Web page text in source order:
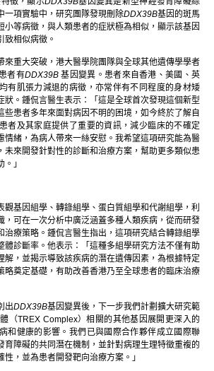
一項實驗中，研究團隊發現刪除DDX39B基因的斑馬
小等病徵，與人類患者的症狀極為相似，顯示該基因
致相似病徵。
來重大突破，港大醫學院團隊與全球其他遺傳學學者
者有DDX39B 基因變異。患者來自香港、美國、英
有肌張力減退的病徵，亦常伴有不同程度的身材矮
狀。鍾侃言醫生表示：「這是全球首次發現這個新型
些患者多年來面對病因不明的困境，如今終於了解自
者及其家庭提供了重要的資訊，減少臨床的不確定
情緒，為病人帶來一絲安慰。我希望這項研究能為醫
未來開發針對性的診斷和治療方案，幫助更多類似患
」
觀基因組學、轉錄組學、蛋白質組學和代謝組學，利
，可在一次分析中廣泛涵蓋多種人類疾病，從而研發
治療策略。鍾侃言醫生指出，這項研究結合轉錄組學
體診斷率。他表示：「這種多組學研究方法不僅有助
解，並揭示導致該疾病的潛在遺傳因素，為根據特定
略奠定基礎，有助改善香港乃至全球患者的臨床治療
出DDX39B基因變異後，下一步我們計劃擴大研究範
（TREX Complex）相關的其他基因展開更深入的
和健康的影響。我們已與國際合作夥伴成立國際聯
育障礙的共同潛在機制，並針對病理生理特徵重複的
，並為患者開發靶向治療方案。」